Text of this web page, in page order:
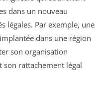
dans un nouveau
légales. Par exemple, une
dans une région
son organisation
rattachement légal